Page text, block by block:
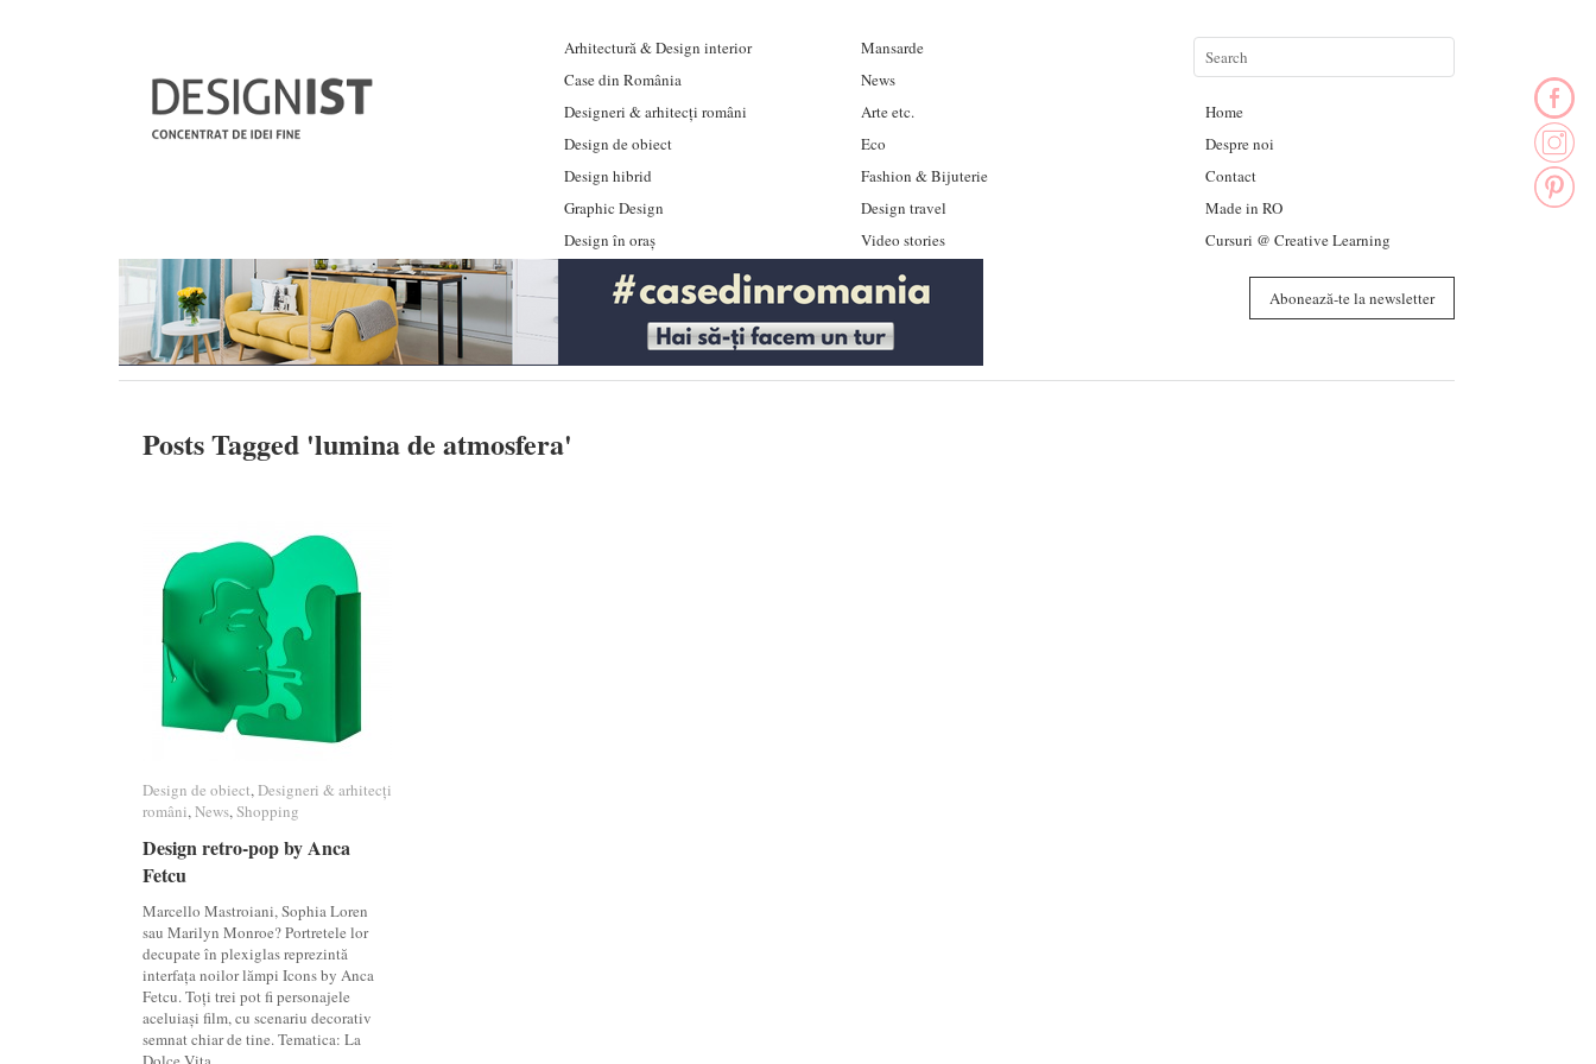
Arhitectură & Design interior
Case din România
Designeri & arhitecți români
Design de obiect
Design hibrid
Graphic Design
Design în oraș
Mansarde
News
Arte etc.
Eco
Fashion & Bijuterie
Design travel
Video stories
Home
Despre noi
Contact
Made in RO
Cursuri @ Creative Learning
Abonează-te la newsletter
Posts Tagged 'lumina de atmosfera'
Design de obiect,Designeri & arhitecți
români,News,Shopping
Design retro-pop by Anca
Fetcu
Marcello Mastroiani, Sophia Loren
sau Marilyn Monroe? Portretele lor
decupate în plexiglas reprezintă
interfața noilor lămpi Icons by Anca
Fetcu. Toți trei pot fi personajele
aceluiași film, cu scenariu decorativ
semnat chiar de tine. Tematica: La
Design de obiect Designeri & arhitecți
români News Shopping
Design retro-pop by Anca
Fetcu